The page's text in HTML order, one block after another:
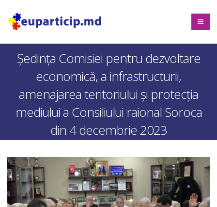
Ședința Comisiei pentru dezvoltare
economică, a infrastructurii,
amenajarea teritoriului și protecția
mediului a Consiliului raional Soroca
din 4 decembrie 2023